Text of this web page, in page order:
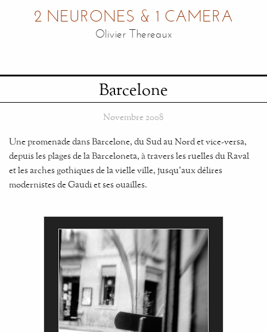
2 NEURONES & 1 CAMERA
Olivier Thereaux
Barcelone
Novembre 2008
Une promenade dans Barcelone, du Sud au Nord et vice-versa,
depuis les plages de la Barceloneta, à travers les ruelles du Raval
et les arches gothiques de la vielle ville, jusqu'aux délires
modernistes de Gaudi et ses ouailles.